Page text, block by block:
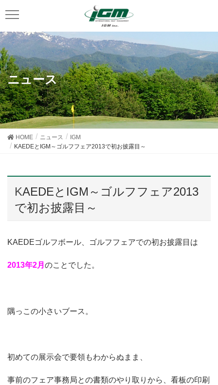
ニュース
HOME ニュース
IGM
KAEDEとIGM～ゴルフフェア2013で初お披露目～
KAEDEとIGM～ゴルフフェア2013
で初お披露目～
KAEDEゴルフボール、ゴルフフェアでの初お披露目は
2013年2月 のことでした。
隅っこの小さいブース。
初めての展示会で要領もわからぬまま、
事前のフェア事務局との書類のやり取りから、看板の印刷